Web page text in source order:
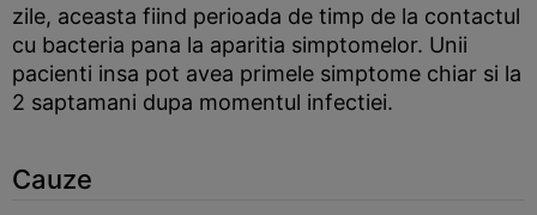
zile, aceasta fiind perioada de timp de la contactul
cu bacteria pana la aparitia simptomelor. Unii
pacienti insa pot avea primele simptome chiar si la
2 saptamani dupa momentul infectiei.
Cauze